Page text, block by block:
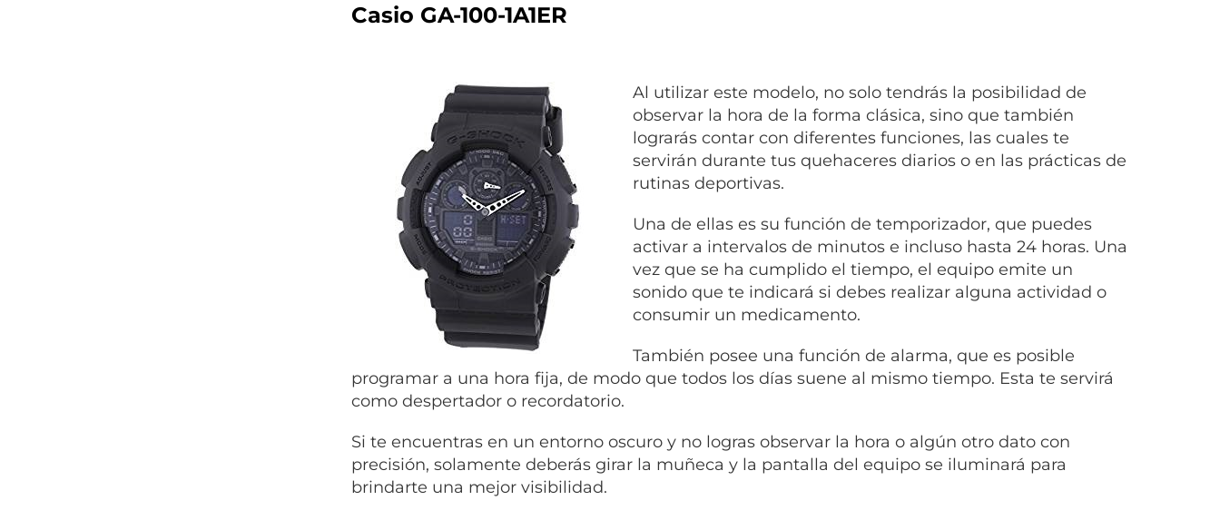
Casio GA-100-1A1ER
Al utilizar este modelo, no solo tendrás la posibilidad de
observar la hora de la forma clásica, sino que también
lograrás contar con diferentes funciones, las cuales te
servirán durante tus quehaceres diarios o en las prácticas de
rutinas deportivas.
Una de ellas es su función de temporizador, que puedes
activar a intervalos de minutos e incluso hasta 24 horas. Una
vez que se ha cumplido el tiempo, el equipo emite un
sonido que te indicará si debes realizar alguna actividad o
consumir un medicamento.
También posee una función de alarma, que es posible
programar a una hora fija, de modo que todos los días suene al mismo tiempo. Esta te servirá
como despertador o recordatorio.
Si te encuentras en un entorno oscuro y no logras observar la hora o algún otro dato con
precisión, solamente deberás girar la muñeca y la pantalla del equipo se iluminará para
brindarte una mejor visibilidad.